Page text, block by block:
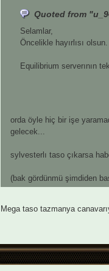
Quoted from
Selamlar,
Öncelikle hayırlısı olsun.
Equilibrium serverının
orda öyle hiç bir işe
gelecek...
sylvesterlı taso çıkarsa
(bak gördünmü şimdiden
Mega taso tazmanya